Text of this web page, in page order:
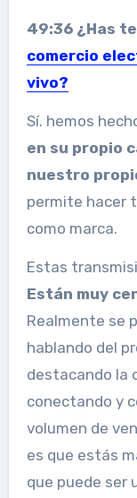
49:36 ¿Has
comercio
vivo?
Sí. hemos
en su propio
nuestro
permite hacer
como marca.
Estas
Están muy
Realmente se
hablando del
destacando la
conectando y
volumen de
es que estás
que puede ser